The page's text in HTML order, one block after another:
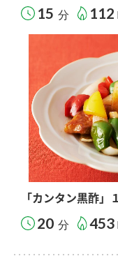
15 分 112
「カンタン黒酢
20 分 453